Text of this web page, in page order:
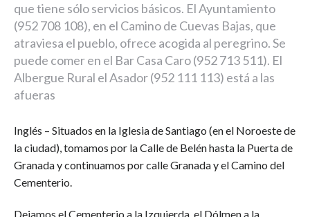
que tiene sólo servicios básicos. El Ayuntamiento
(952 708 108), en el Camino de Cuevas Bajas, que
atraviesa el pueblo, ofrece acogida al peregrino. Se
puede comer en el Bar Casa Caro (952 713 511). El
Albergue Rural el Asador (952 111 113) está a las
afueras
Inglés – Situados en la Iglesia de Santiago (en el Noroeste de
la ciudad), tomamos por la Calle de Belén hasta la Puerta de
Granada y continuamos por calle Granada y el Camino del
Cementerio.
Dejamos el Cementerio a la Izquierda, el Dólmen a la